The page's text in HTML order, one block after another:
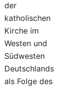
der
katholischen
Kirche im
Westen und
Südwesten
Deutschlands
als Folge des